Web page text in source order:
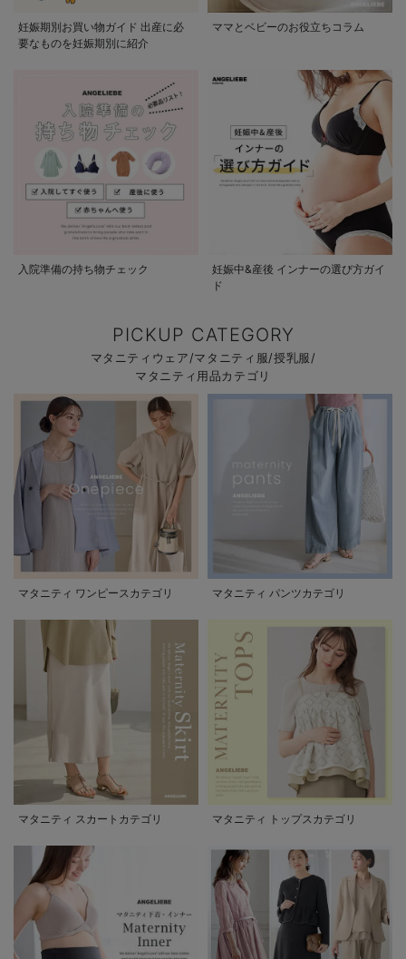
妊娠期別お買い物ガイド 出産に必
要なものを妊娠期別に紹介
ママとベビーのお役立ちコラム
入院準備の持ち物チェック
妊娠中&産後 インナーの選び方ガイ
ド
PICKUP CATEGORY
マタニティウェア/マタニティ服/授乳服/
マタニティ用品カテゴリ
マタニティ ワンピースカテゴリ マタニティ パンツカテゴリ
マタニティ スカートカテゴリ マタニティ トップスカテゴリ